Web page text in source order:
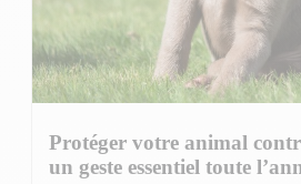
Protéger votre animal
un geste essentiel toute